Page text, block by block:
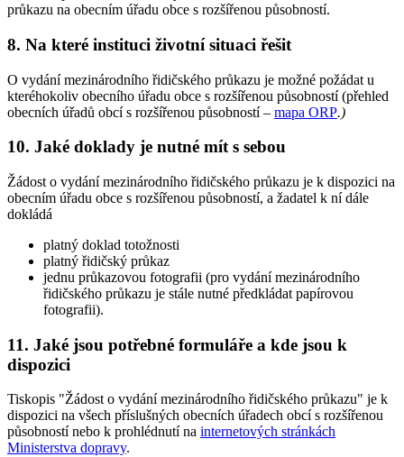
průkazu na obecním úřadu obce s rozšířenou působností.
8. Na které instituci životní situaci řešit
O vydání mezinárodního řidičského průkazu je možné požádat u
kteréhokoliv obecního úřadu obce s rozšířenou působností (přehled
obecních úřadů obcí s rozšířenou působností – mapa ORP.)
10. Jaké doklady je nutné mít s sebou
Žádost o vydání mezinárodního řidičského průkazu je k dispozici na
obecním úřadu obce s rozšířenou působností, a žadatel k ní dále
dokládá
platný doklad totožnosti
platný řidičský průkaz
jednu průkazovou fotografii (pro vydání mezinárodního
řidičského průkazu je stále nutné předkládat papírovou
fotografii).
11. Jaké jsou potřebné formuláře a kde jsou k
dispozici
Tiskopis "Žádost o vydání mezinárodního řidičského průkazu" je k
dispozici na všech příslušných obecních úřadech obcí s rozšířenou
působností nebo k prohlédnutí na internetových stránkách
Ministerstva dopravy.